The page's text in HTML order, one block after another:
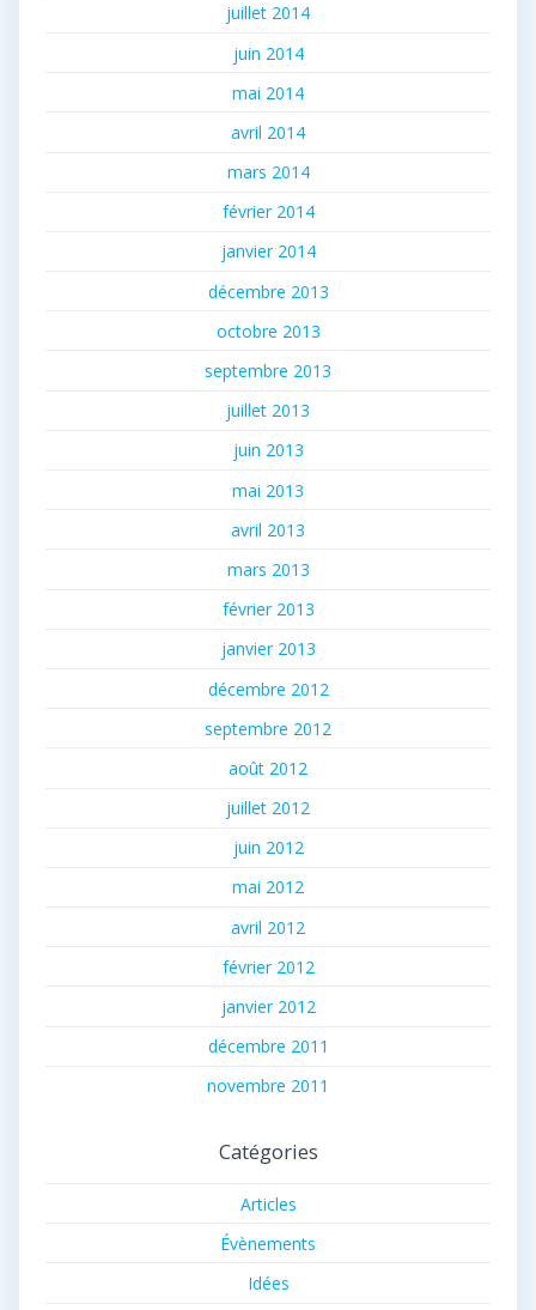
juillet 2014
juin 2014
mai 2014
avril 2014
mars 2014
février 2014
janvier 2014
décembre 2013
octobre 2013
septembre 2013
juillet 2013
juin 2013
mai 2013
avril 2013
mars 2013
février 2013
janvier 2013
décembre 2012
septembre 2012
août 2012
juillet 2012
juin 2012
mai 2012
avril 2012
février 2012
janvier 2012
décembre 2011
novembre 2011
Catégories
Articles
Évènements
Idées